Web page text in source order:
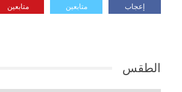
إعجاب متابعين متابعين
الطقس